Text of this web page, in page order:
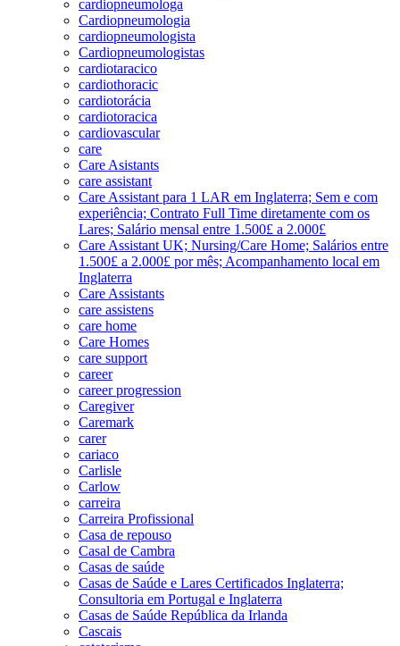
cardiopneumologa
Cardiopneumologia
cardiopneumologista
Cardiopneumologistas
cardiotaracico
cardiothoracic
cardiotorácia
cardiotoracica
cardiovascular
care
Care Asistants
care assistant
Care Assistant para 1 LAR em Inglaterra; Sem e com
experiência; Contrato Full Time diretamente com os
Lares; Salário mensal entre 1.500£ a 2.000£
Care Assistant UK; Nursing/Care Home; Salários entre
1.500£ a 2.000£ por mês; Acompanhamento local em
Inglaterra
Care Assistants
care assistens
care home
Care Homes
care support
career
career progression
Caregiver
Caremark
carer
cariaco
Carlisle
Carlow
carreira
Carreira Profissional
Casa de repouso
Casal de Cambra
Casas de saúde
Casas de Saúde e Lares Certificados Inglaterra;
Consultoria em Portugal e Inglaterra
Casas de Saúde República da Irlanda
Cascais